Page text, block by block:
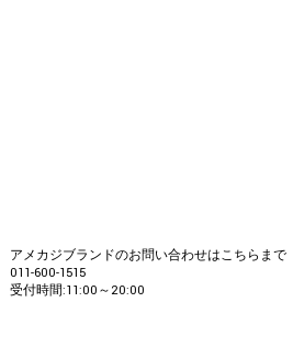
アメカジブランドのお問い合わせはこちらまで
011-600-1515
受付時間:11:00～20:00